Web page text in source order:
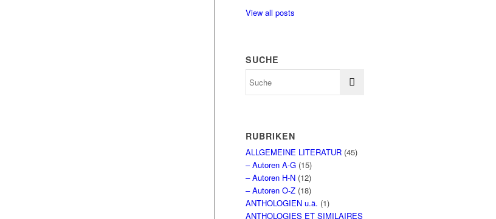
View all posts
SUCHE
RUBRIKEN
ALLGEMEINE LITERATUR (45)
– Autoren A-G (15)
– Autoren H-N (12)
– Autoren O-Z (18)
ANTHOLOGIEN u.ä. (1)
ANTHOLOGIES ET SIMILAIRES